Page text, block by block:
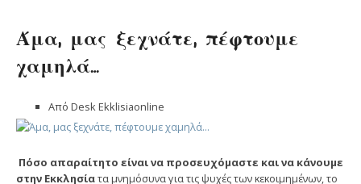
Άμα, μας ξεχνάτε, πέφτουμε
χαμηλά…
Από Desk Ekklisiaonline
Πόσο απαραίτητο είναι να προσευχόμαστε και να κάνουμε
στην Εκκλησίατα μνημόσυνα για τις ψυχές των κεκοιμημένων, το